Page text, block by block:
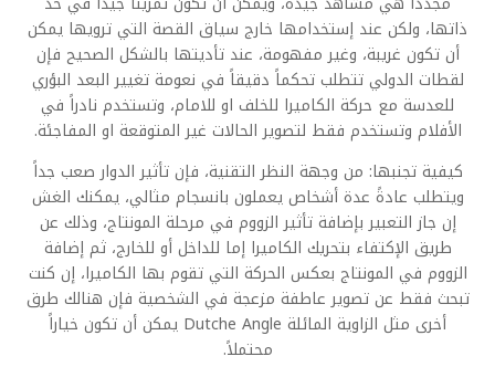
ذاتها، ولكن عند إستخدامها خارج سياق القصة التي ترويها يمكن
أن تكون غريبة، وغير مفهومة، عند تأديتها بالشكل الصحيح فإن
لقطات الدولي تتطلب تحكماً دقيقاً في نعومة تغيير البعد البؤري
للعدسة مع حركة الكاميرا للخلف او للامام، وتستخدم نادراً في
الأفلام وتستخدم فقط لتصوير الحالات غير المتوقعة او المفاجئة.
كيفية تجنبها: من وجهة النظر التقنية، فإن تأثير الدوار صعب جداً
ويتطلب عادةً عدة أشخاص يعملون بانسجام مثالي، يمكنك الغش
إن جاز التعبير بإضافة تأثير الزووم في مرحلة المونتاج، وذلك عن
طريق الإكتفاء بتحريك الكاميرا إما للداخل أو للخارج، ثم إضافة
الزووم في المونتاج بعكس الحركة التي تقوم بها الكاميرا، إن كنت
تبحث فقط عن تصوير عاطفة مزعجة في الشخصية فإن هنالك طرق
أخرى مثل الزاوية المائلة Dutche Angle يمكن أن تكون خياراً
محتملاً.